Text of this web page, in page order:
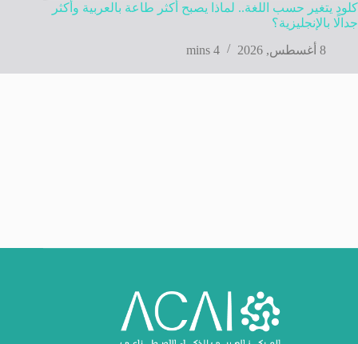
كلود يتغير حسب اللغة.. لماذا يصبح أكثر طاعة بالعربية وأكثر
جدالًا بالإنجليزية؟
8 أغسطس, 2026
4 mins